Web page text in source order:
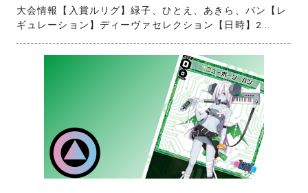
大会情報【入賞ルリグ】緑子、ひとえ、あきら、バン【レ
ギュレーション】ディーヴァセレクション【日時】2...